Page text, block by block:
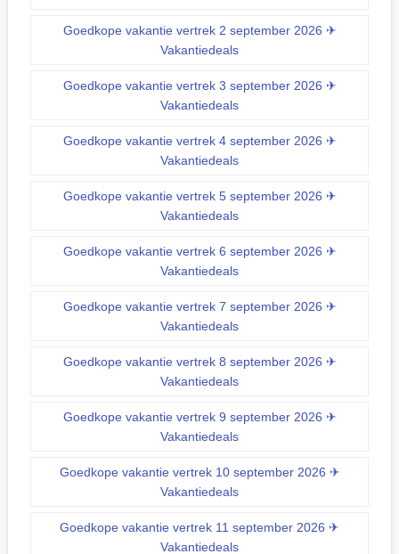
Goedkope vakantie vertrek 2 september 2026 ✈
Vakantiedeals
Goedkope vakantie vertrek 3 september 2026 ✈
Vakantiedeals
Goedkope vakantie vertrek 4 september 2026 ✈
Vakantiedeals
Goedkope vakantie vertrek 5 september 2026 ✈
Vakantiedeals
Goedkope vakantie vertrek 6 september 2026 ✈
Vakantiedeals
Goedkope vakantie vertrek 7 september 2026 ✈
Vakantiedeals
Goedkope vakantie vertrek 8 september 2026 ✈
Vakantiedeals
Goedkope vakantie vertrek 9 september 2026 ✈
Vakantiedeals
Goedkope vakantie vertrek 10 september 2026 ✈
Vakantiedeals
Goedkope vakantie vertrek 11 september 2026 ✈
Vakantiedeals